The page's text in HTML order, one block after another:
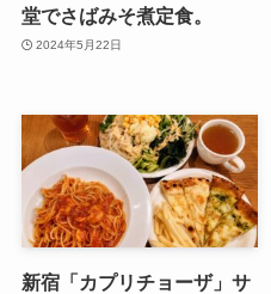
堂でさばみそ煮定食。
2024年5月22日
新宿「カプリチョーザ」サ